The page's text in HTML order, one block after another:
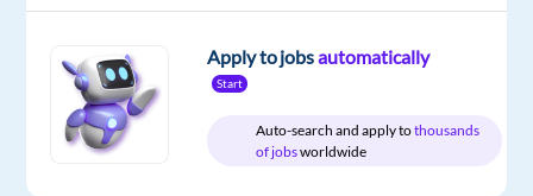
time
to
€
gross
year
On-
site
Apply to jobsautomatically
Start
Auto-search and apply tothousands
of jobsworldwide